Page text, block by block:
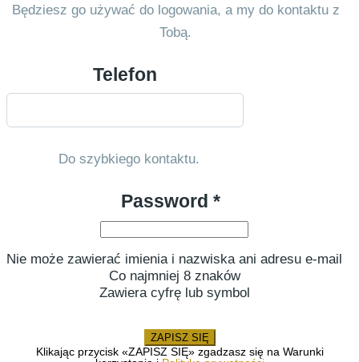
Będziesz go używać do logowania, a my do kontaktu z
Tobą.
Telefon
Do szybkiego kontaktu.
Password *
Nie może zawierać imienia i nazwiska ani adresu e-mail
Co najmniej 8 znaków
Zawiera cyfrę lub symbol
ZAPISZ SIĘ
Klikając przycisk «ZAPISZ SIĘ» zgadzasz się na Warunki